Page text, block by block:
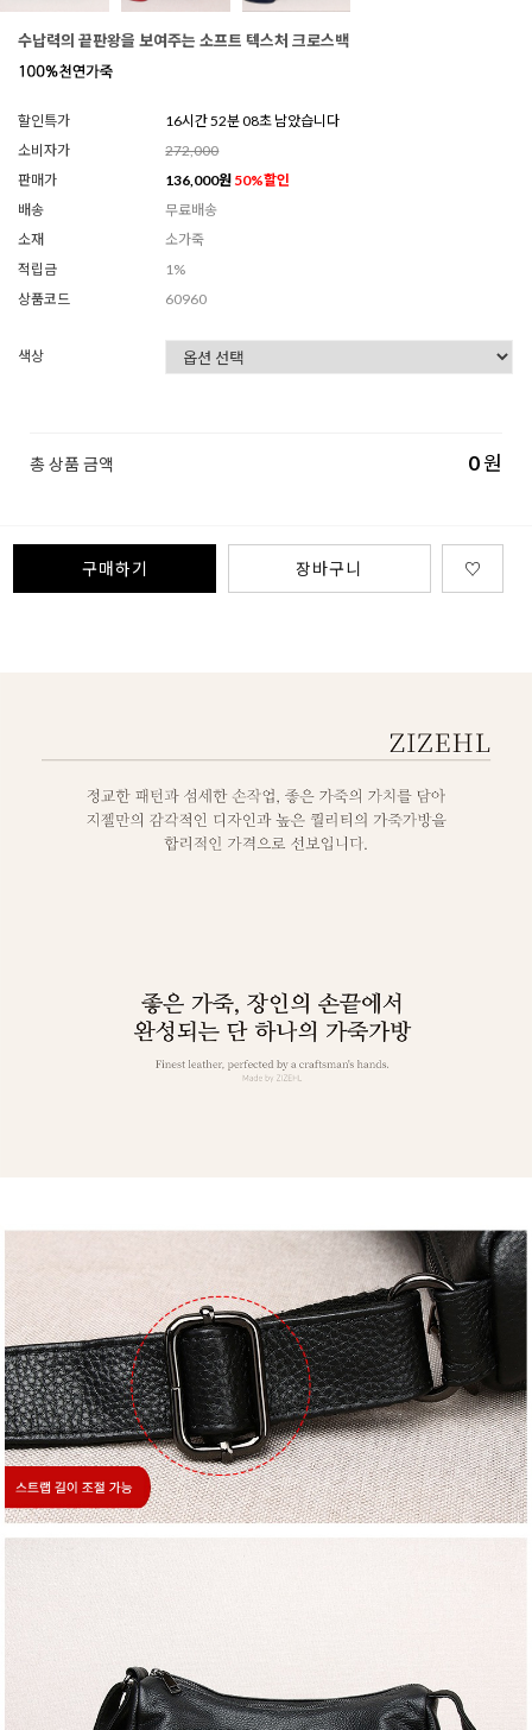
수납력의 끝판왕을 보여주는 소프트 텍스처 크로스백
할인특가
16시간 52분 05초 남았습니다
소비자가
272,000
판매가
136,000원 50%할인
배송
무료배송
소재
소가죽
적립금
1%
상품코드
60960
색상
총 상품 금액 0원
구매하기 장바구니 ♡